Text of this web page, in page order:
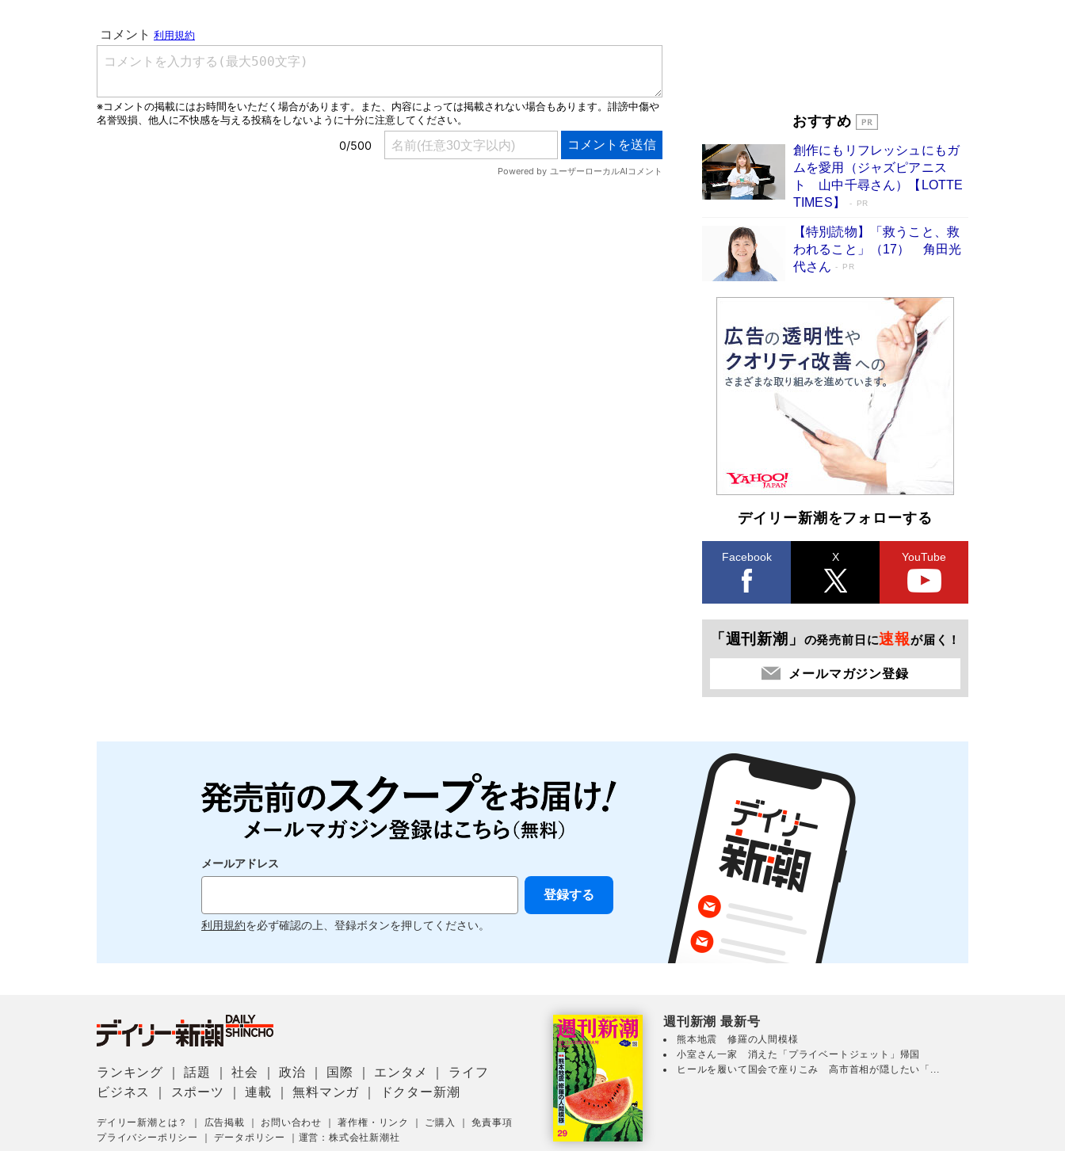
「『火垂るの墓』は、大嘘である」原作者が抱き
続けた“自責の念”とは…「自己憐憫は描きたくな
い」監督が徹底的にこだわったこと（後編） #
戦争の記憶
Book Bang
おすすめ
創作にもリフレッシュにもガ
ムを愛用（ジャズピアニス
ト 山中千尋さん）【LOTTE
TIMES】
PR
【特別読物】「救うこと、救
われること」（17） 角田光
代さん
PR
デイリー新潮をフォローする
Facebook X YouTube
「週刊新潮」 の発売前日に速報が届く！
メールマガジン登録
メールアドレス
利用規約を必ず確認の上、登録ボタンを押してください。
ランキング ｜話題 ｜社会 ｜政治 国際 エンタメ
ライフ
ビジネス
スポーツ ｜連載 ｜無料マンガ ドクター新潮
デイリー新潮とは？ 広告掲載 お問い合わせ ｜著作権・リンク ご購入 ｜免責事項
プライバシーポリシー
｜データポリシー 運営：株式会社新潮社
週刊新潮 最新号
熊本地震 修羅の人間模様
小室さん一家 消えた「プライベートジェット」帰国
ヒールを履いて国会で座りこみ 高市首相が隠したい「...